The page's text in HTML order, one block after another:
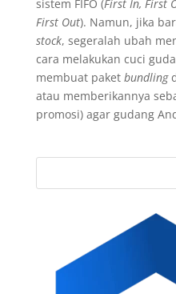
sistem FIFO (First In, First
First Out). Namun, jika
stock, segeralah ubah
cara melakukan cuci
membuat paket bundling
atau memberikannya
promosi) agar gudang